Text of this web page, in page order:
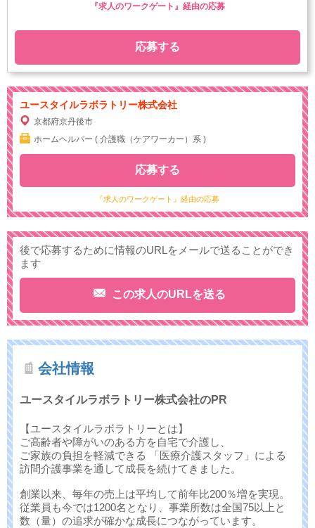
応募する
『求人のワークゲート』経由の応募
ユースタイルラボラトリー株式会社
京都府京丹後市
ホームヘルパー ( 介護職（ケアワーカー）系 )
『求人のワークゲート』経由の応募
応募する
後で応募するために情報のURLをメールで送ることができ
ます
この求人のURLを送る
会社情報
ユースタイルラボラトリー株式会社のPR
【ユースタイルラボラトリーとは】
ご高齢者や障がいのある方を自宅で介護し、
ご家族の負担を軽減できる 「医療介護スタッフ」による
訪問介護事業を通して成長を続けてきました。
創業以来、毎年の売上は平均して前年比200％増を実現。
従業員も今では1200名となり、事業所数は全国75以上と
数（量）の追求が確かな成長につながっています。